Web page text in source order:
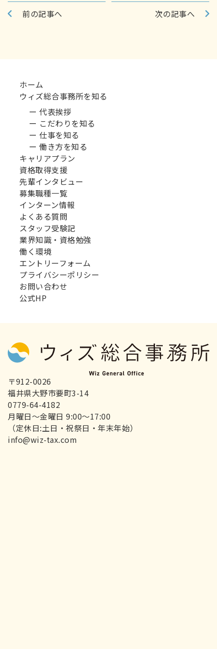
前の記事へ 次の記事へ
ホーム
ウィズ総合事務所を知る
ー 代表挨拶
ー こだわりを知る
ー 仕事を知る
ー 働き方を知る
キャリアプラン
資格取得支援
先輩インタビュー
募集職種一覧
インターン情報
よくある質問
スタッフ受験記
業界知識・資格勉強
働く環境
エントリーフォーム
プライバシーポリシー
お問い合わせ
公式HP
〒912-0026
福井県大野市要町3-14
0779-64-4182
月曜日～金曜日 9:00～17:00
（定休日:土日・祝祭日・年末年始）
info@wiz-tax.com